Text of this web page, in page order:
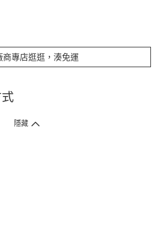
商專店逛逛，湊免運
隱藏